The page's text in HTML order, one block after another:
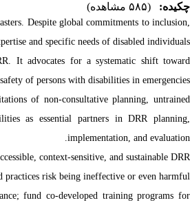
چکیده:
(۵۸۵ مشاهده)
Despite global commitments to inclusion,
and specific needs of disabled individuals.
It advocates for a systematic shift toward
of persons with disabilities in emergencies.
of non-consultative planning, untrained
as essential partners in DRR planning,
implementation, and evaluation.
context-sensitive, and sustainable DRR
risk being ineffective or even harmful.
fund co-developed training programs for